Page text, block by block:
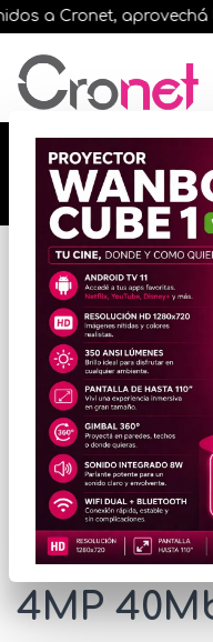
a Cronet, aprovechá
🔥🔥🔥 12 cuotas,
comprando antes
Inicio VIGILANCIA
* Las imágenes se
NVR
104MH-
4MP